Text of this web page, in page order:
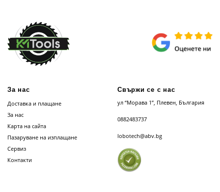
За нас
Доставка и плащане
За нас
Карта на сайта
Пазаруване на изплащане
Сервиз
Контакти
Свържи се с нас
ул “Морава 1”, Плевен, България
0882483737
lobotech@abv.bg